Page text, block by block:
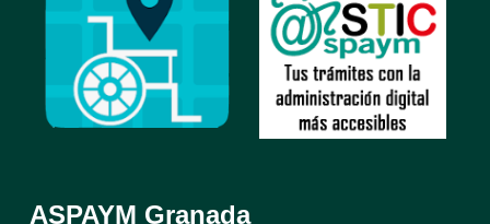
ASPAYM Granada